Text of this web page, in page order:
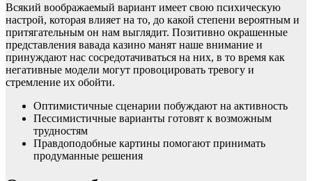
Всякий воображаемый вариант имеет свою психическую
настрой, которая влияет на то, до какой степени вероятным и
притягательным он нам выглядит. Позитивно окрашенные
представления вавада казино манят наше внимание и
принуждают нас сосредотачиваться на них, в то время как
негативные модели могут провоцировать тревогу и
стремление их обойти.
Оптимистичные сценарии побуждают на активность
Пессимистичные варианты готовят к возможным
трудностям
Правдоподобные картины помогают принимать
продуманные решения